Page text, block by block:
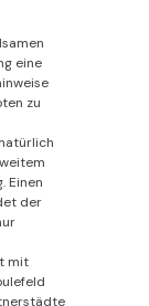
eine
zu
Einen
der
mit